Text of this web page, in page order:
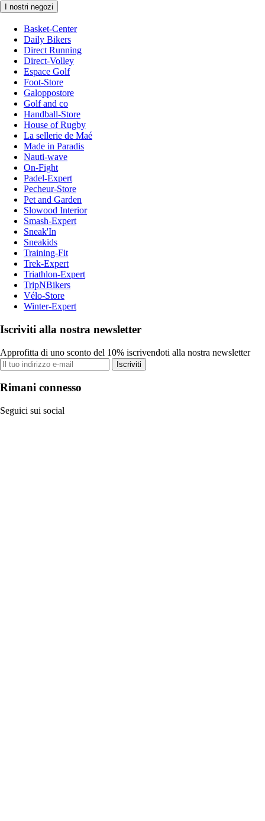
I nostri negozi
Basket-Center
Daily Bikers
Direct Running
Direct-Volley
Espace Golf
Foot-Store
Galoppostore
Golf and co
Handball-Store
House of Rugby
La sellerie de Maé
Made in Paradis
Nauti-wave
On-Fight
Padel-Expert
Pecheur-Store
Pet and Garden
Slowood Interior
Smash-Expert
Sneak'In
Sneakids
Training-Fit
Trek-Expert
Triathlon-Expert
TripNBikers
Vélo-Store
Winter-Expert
Iscriviti alla nostra newsletter
Approfitta di uno sconto del 10% iscrivendoti alla nostra newsletter
Iscriviti
Rimani connesso
Seguici sui social